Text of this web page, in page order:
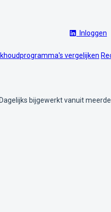
Inloggen
vergelijken
bijgewerkt vanuit